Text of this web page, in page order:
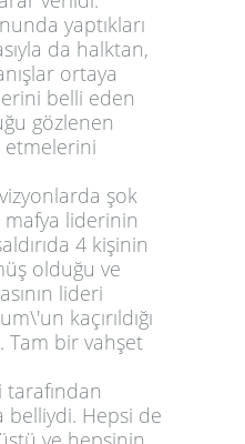
yaptıkları
da halktan,
ortaya
belli eden
gözlenen
etmelerini
şok
liderinin
4 kişinin
olduğu ve
lideri
kaçırıldığı
Tam bir vahşet
tarafından
belliydi. Hepsi de